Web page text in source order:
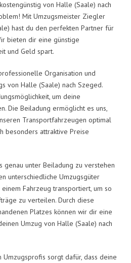
von Halle (Saale) nach
Mit Umzugsmeister Ziegler
hast du den perfekten Partner für
bieten dir eine günstige
und Geld spart.
Organisation und
von Halle (Saale) nach Szeged.
um deine
Die Beiladung ermöglicht es uns,
Transportfahrzeugen optimal
besonders attraktive Preise
genau unter Beiladung zu verstehen
unterschiedliche Umzugsgüter
Fahrzeug transportiert, um so
zu verteilen. Durch diese
Platzes können wir dir eine
Umzug von Halle (Saale) nach
sorgt dafür, dass deine